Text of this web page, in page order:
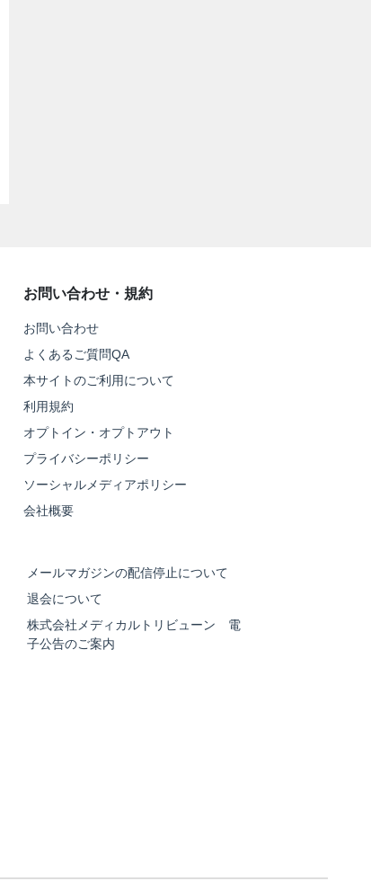
お問い合わせ・規約
お問い合わせ
よくあるご質問QA
本サイトのご利用について
利用規約
オプトイン・オプトアウト
プライバシーポリシー
ソーシャルメディアポリシー
会社概要
メールマガジンの配信停止について
退会について
株式会社メディカルトリビューン 電
子公告のご案内